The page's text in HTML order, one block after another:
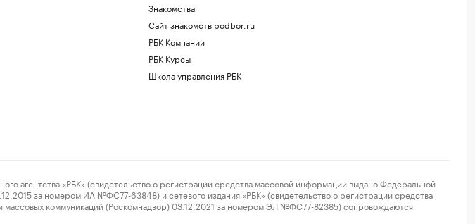
Знакомства
Сайт знакомств podbor.ru
РБК Компании
РБК Курсы
Школа управления РБК
«РБК» (свидетельство о регистрации средства массовой информации выдано Федеральной
за номером ИА №ФС77-63848) и сетевого издания «РБК» (свидетельство о регистрации средства
коммуникаций (Роскомнадзор) 03.12.2021 за номером ЭЛ №ФС77-82385) сопровождаются